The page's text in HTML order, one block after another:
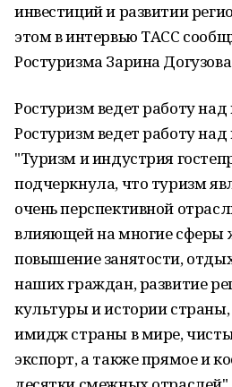
инвестиций и развитии
этом в интервью ТАСС
Ростуризма Зарина
Ростуризм ведет работу
Ростуризм ведет работу
"Туризм и индустрия
подчеркнула, что туризм
очень перспективной
влияющей на многие сферы
повышение занятости,
наших граждан, развитие
культуры и истории
имидж страны в мире,
экспорт, а также прямое и